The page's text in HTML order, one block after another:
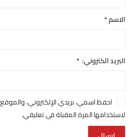
الاسم*
البريد الكتروني: *
احفظ اسمي، بريدي الإلكتروني،
لاستخدامها المرة المقبلة في تعليقي.